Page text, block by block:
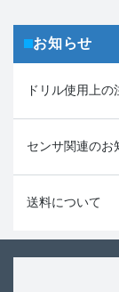
お知らせ
ドリル使用上の
センサ関連のお
送料について